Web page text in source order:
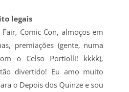
legais
Comic Con, almoços em
premiações (gente, numa
o Celso Portiolli! kkkk),
divertido! Eu amo muito
o Depois dos Quinze e sou